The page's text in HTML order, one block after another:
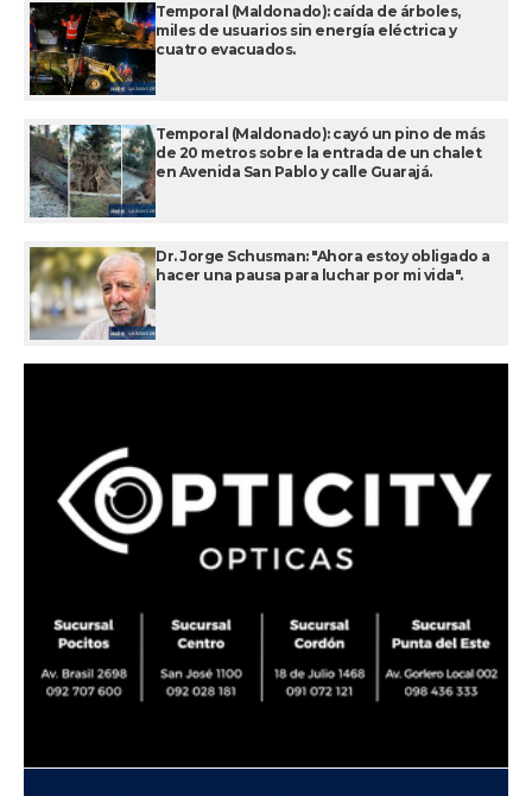
Temporal (Maldonado): caída de árboles,
miles de usuarios sin energía eléctrica y
cuatro evacuados.
Temporal (Maldonado): cayó un pino de más
de 20 metros sobre la entrada de un chalet
en Avenida San Pablo y calle Guarajá.
Dr. Jorge Schusman: "Ahora estoy obligado a
hacer una pausa para luchar por mi vida".